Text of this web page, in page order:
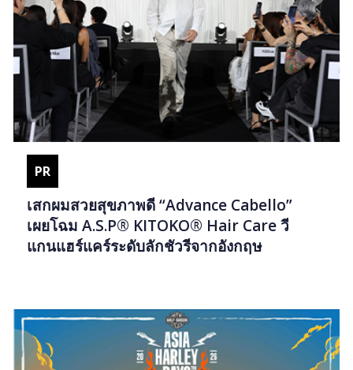
PR
เสกผมสวยสุขภาพดี “Advance Cabello”
เผยโฉม A.S.P® KITOKO® Hair Care วี
แกนแฮร์แคร์ระดับลักชัวรีจากอังกฤษ